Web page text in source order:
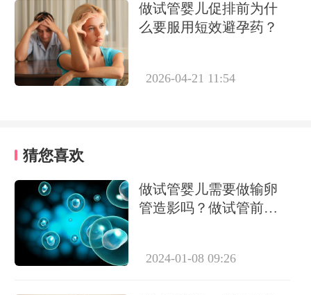
做试管婴儿促排前为什
么要服用短效避孕药？
2026-04-21 11:54
猜您喜欢
做试管婴儿需要做输卵
管造影吗？做试管前必
2024-01-08 09:26